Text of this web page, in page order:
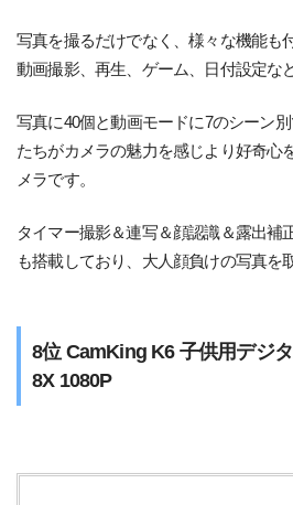
写真を撮るだけでなく、様々な機能も
動画撮影、再生、ゲーム、日付設定な
写真に40個と動画モードに7のシーン
たちがカメラの魅力を感じより好奇心
メラです。
タイマー撮影＆連写＆顔認識＆露出補
も搭載しており、大人顔負けの写真を
8位 CamKing K6 子供用デジ
8X 1080P